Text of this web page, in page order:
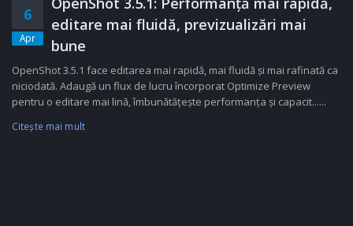
6
Apr
editare mai fluidă, previzualizări mai
bune
OpenShot 3.5.1 face editarea mai rapidă, mai fluidă și mai rafinată ca
niciodată. Adaugă un flux de lucru încorporat Optimize Preview
pentru o editare mai lină, îmbunătățește performanța și capacit......
Citeşte mai mult